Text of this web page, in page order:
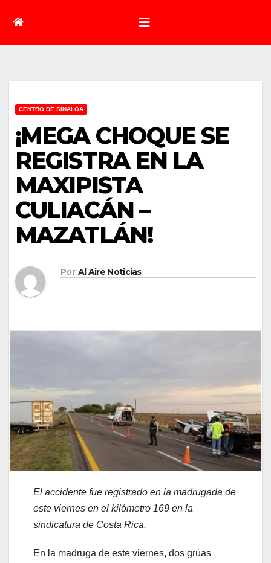
CENTRO DE SINALOA
¡MEGA CHOQUE SE
REGISTRA EN LA
MAXIPISTA
CULIACÁN –
MAZATLÁN!
Por Al Aire Noticias
El accidente fue registrado en la madrugada de
este viernes en el kilómetro 169 en la
sindicatura de Costa Rica.
En la madruga de este viernes, dos grúas